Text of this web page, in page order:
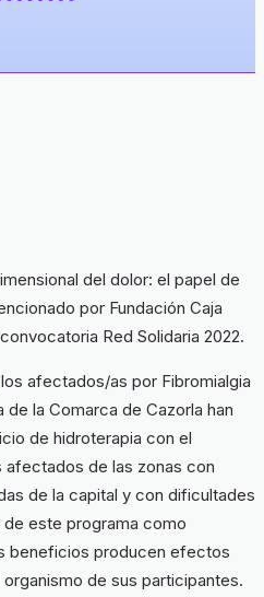
del dolor: el papel de
por Fundación Caja
Red Solidaria 2022.
afectados/as por Fibromialgia
la Comarca de Cazorla han
de hidroterapia con el
de las zonas con
de la capital y con dificultades
este programa como
beneficios producen efectos
de sus participantes.